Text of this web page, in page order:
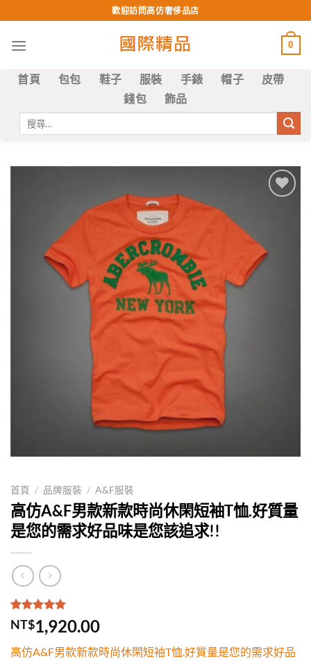
to
content
歡迎訪問高仿奢侈品店
0
首頁 包包 鞋子 服裝 手錶 帽子
皮帶
錢包
飾品
首頁 / 品牌服裝 / A&F服裝
高仿A&F男款新款時尚休閑短袖T恤.好質量
是您的需求好品味是您該追求!!
評分5.00/
5，已有
1
位
分
NT$1,920.00
高仿A&F男款新款時尚休閑短袖T恤.好質量是您的需求好品